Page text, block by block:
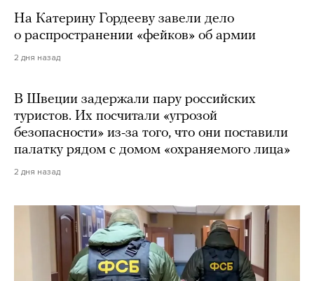
На Катерину Гордееву завели дело
о распространении «фейков» об армии
2 дня назад
В Швеции задержали пару российских
туристов. Их посчитали «угрозой
безопасности» из-за того, что они поставили
палатку рядом с домом «охраняемого лица»
2 дня назад